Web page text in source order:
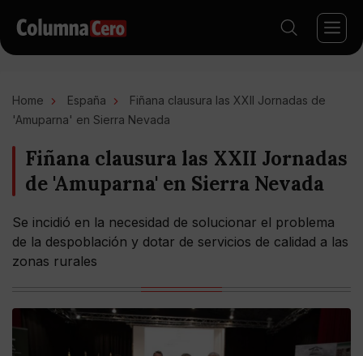
Home España
Fiñana clausura las XXII Jornadas de
'Amuparna' en Sierra Nevada
Fiñana clausura las XXII Jornadas
de 'Amuparna' en Sierra Nevada
Se incidió en la necesidad de solucionar el problema
de la despoblación y dotar de servicios de calidad a las
zonas rurales